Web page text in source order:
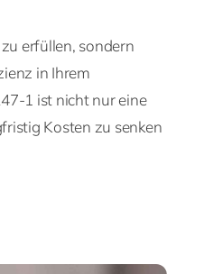
erfüllen, sondern
in Ihrem
1 ist nicht nur eine
Kosten zu senken